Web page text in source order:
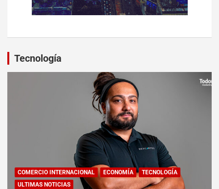
Tecnología
COMERCIO INTERNACIONAL ECONOMÍA
TECNOLOGÍA
ULTIMAS NOTICIAS